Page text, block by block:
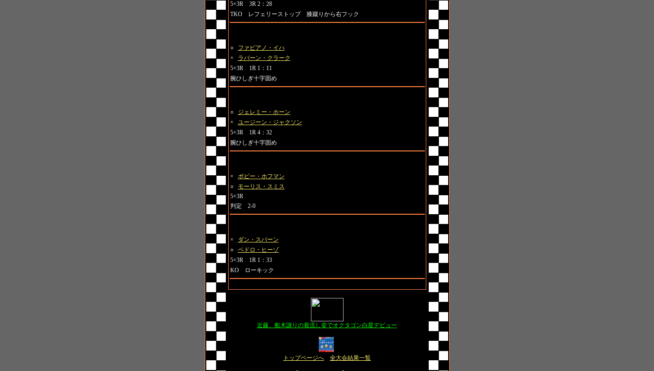
5×3R 3R 2：28
TKO レフェリーストップ 膝蹴りから右フック
○
ファビアノ・イハ
×
ラバーン・クラーク
5×3R 1R 1：11
腕ひしぎ十字固め
○
ジェレミー・ホーン
×
ユージーン・ジャクソン
5×3R 1R 4：32
腕ひしぎ十字固め
×
ボビー・ホフマン
○
モーリス・スミス
5×3R
判定 2-0
×
ダン・スバーン
○
ペドロ・ヒーゾ
5×3R 1R 1：33
KO ローキック
近藤、船木譲りの着流し姿でオクタゴン白星デビュー
トップページへ 全大会結果一覧